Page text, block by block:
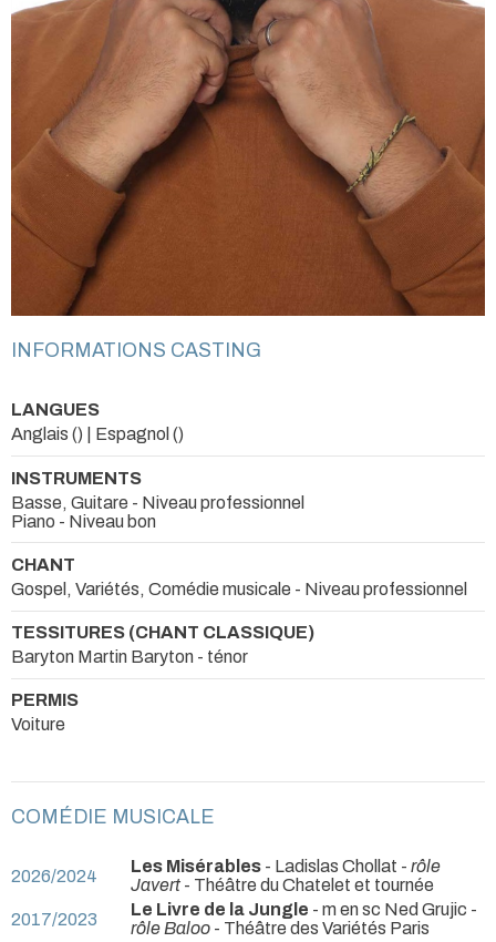
INFORMATIONS CASTING
LANGUES
Anglais () | Espagnol ()
INSTRUMENTS
Basse, Guitare - Niveau professionnel
Piano - Niveau bon
CHANT
Gospel, Variétés, Comédie musicale - Niveau professionnel
TESSITURES (CHANT CLASSIQUE)
Baryton Martin Baryton - ténor
PERMIS
Voiture
COMÉDIE MUSICALE
2026/2024 Les Misérables - Ladislas Chollat - rôle
Javert - Théâtre du Chatelet et tournée
2017/2023
Le Livre de la Jungle - m en sc Ned Grujic -
rôle Baloo - Théâtre des Variétés Paris